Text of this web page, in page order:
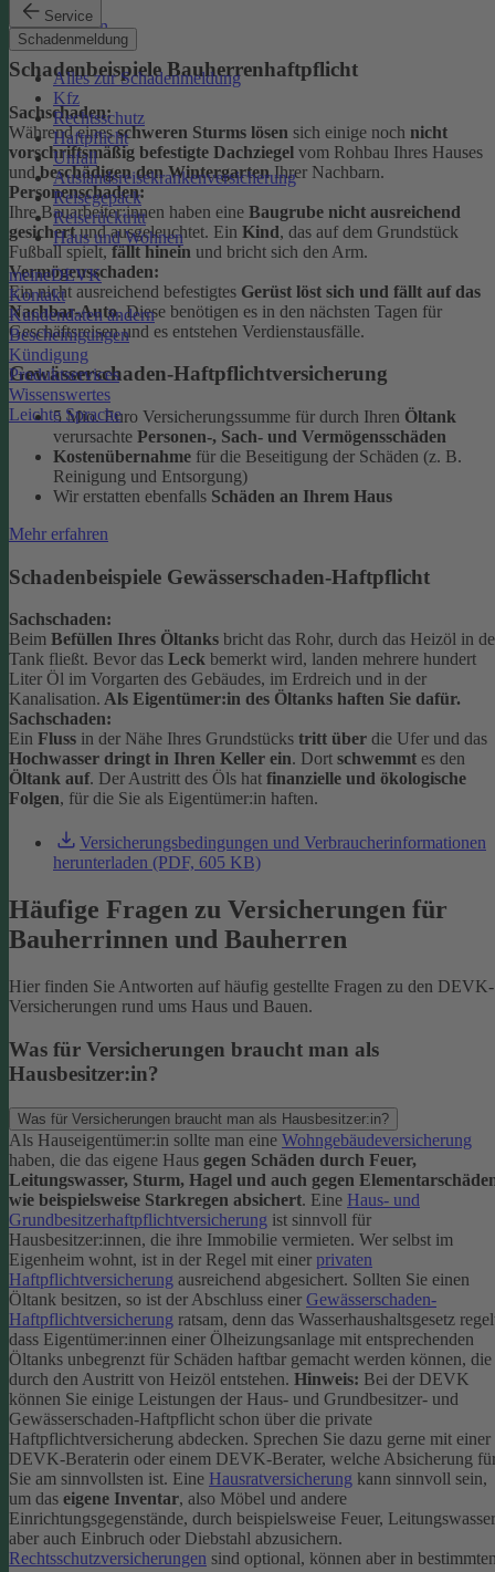
Service
Schadenmeldung
Alles zur Schadenmeldung
Kfz
Rechtsschutz
Haftpflicht
Unfall
Auslandsreisekrankenversicherung
Reisegepäck
Reiserücktritt
Haus und Wohnen
meineDEVK
Kontakt
Kundendaten ändern
Bescheinigungen
Kündigung
Produktservices
Wissenswertes
Leichte Sprache
Mehr erfahren
Schadenbeispiele Bauherrenhaftpflicht
Sachschaden:
Während einesschweren Sturms lösen sich einige noch nicht
vorschriftsmäßig befestigte Dachziegel vom Rohbau Ihres Hauses
undbeschädigen den WintergartenIhrer Nachbarn.
Personenschaden:
Ihre Bauarbeiter:innen haben eine Baugrube nicht ausreichend
gesichertund ausgeleuchtet. Ein Kind, das auf dem Grundstück
Fußball spielt,fällt hinein und bricht sich den Arm.
Vermögensschaden:
Ein nicht ausreichend befestigtes Gerüst löst sich und fällt auf das
Nachbar-Auto. Diese benötigen es in den nächsten Tagen für
Geschäftsreisen und es entstehen Verdienstausfälle.
Gewässerschaden-Haftpflichtversicherung
5 Mio. Euro Versicherungssumme für durch Ihren Öltank
verursachte Personen-, Sach- und Vermögensschäden
Kostenübernahme für die Beseitigung der Schäden (z. B.
Reinigung und Entsorgung)
Wir erstatten ebenfalls Schäden an Ihrem Haus
Mehr erfahren
Schadenbeispiele Gewässerschaden-Haftpflicht
Sachschaden:
Beim Befüllen Ihres Öltanks bricht das Rohr, durch das Heizöl in
Tank fließt. Bevor das Leck bemerkt wird, landen mehrere hundert
Liter Öl im Vorgarten des Gebäudes, im Erdreich und in der
Kanalisation. Als Eigentümer:in des Öltanks haften Sie dafür.
Sachschaden:
Ein Fluss in der Nähe Ihres Grundstücks tritt über die Ufer und das
Hochwasser dringt in Ihren Keller ein. Dort schwemmt es den
Öltank auf. Der Austritt des Öls hat finanzielle und ökologische
Folgen, für die Sie als Eigentümer:in haften.
Versicherungsbedingungen und Verbraucherinformationen
herunterladen (PDF, 605 KB)
Häufige Fragen zu Versicherungen für
Bauherrinnen und Bauherren
Hier finden Sie Antworten auf häufig gestellte Fragen zu den DEVK-
Versicherungen rund ums Haus und Bauen.
Was für Versicherungen braucht man als
Hausbesitzer:in?
Was für Versicherungen braucht man als Hausbesitzer:in?
Als Hauseigentümer:in sollte man eine Wohngebäudeversicherung
haben, die das eigene Haus gegen Schäden durch Feuer,
Leitungswasser, Sturm, Hagel und auch gegen
wie beispielsweise Starkregen absichert. Eine Haus- und
Grundbesitzerhaftpflichtversicherung ist sinnvoll für
Hausbesitzer:innen, die ihre Immobilie vermieten. Wer selbst im
Eigenheim wohnt, ist in der Regel mit einer privaten
Haftpflichtversicherung ausreichend abgesichert. Sollten Sie einen
Öltank besitzen, so ist der Abschluss einer Gewässerschaden-
Haftpflichtversicherung ratsam, denn das Wasserhaushaltsgesetz
dass Eigentümer:innen einer Ölheizungsanlage mit entsprechenden
Öltanks unbegrenzt für Schäden haftbar gemacht werden können, die
durch den Austritt von Heizöl entstehen. Hinweis: Bei der DEVK
können Sie einige Leistungen der Haus- und Grundbesitzer- und
Gewässerschaden-Haftpflicht schon über die private
Haftpflichtversicherung abdecken. Sprechen Sie dazu gerne mit einer
DEVK-Beraterin oder einem DEVK-Berater, welche Absicherung
Sie am sinnvollsten ist. Eine Hausratversicherung kann sinnvoll sein,
um das eigene Inventar, also Möbel und andere
Einrichtungsgegenstände, durch beispielsweise Feuer, Leitungswasser
aber auch Einbruch oder Diebstahl abzusichern.
Rechtsschutzversicherungen sind optional, können aber in